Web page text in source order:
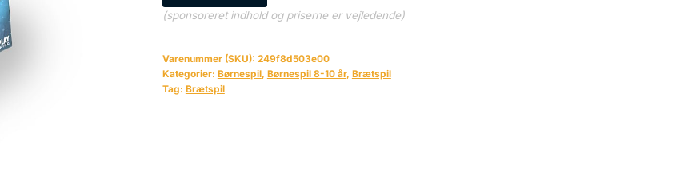
(sponsoreret indhold og priserne er vejledende)
Varenummer (SKU): 249f8d503e00
Kategorier: Børnespil, Børnespil 8-10 år, Brætspil
Tag: Brætspil